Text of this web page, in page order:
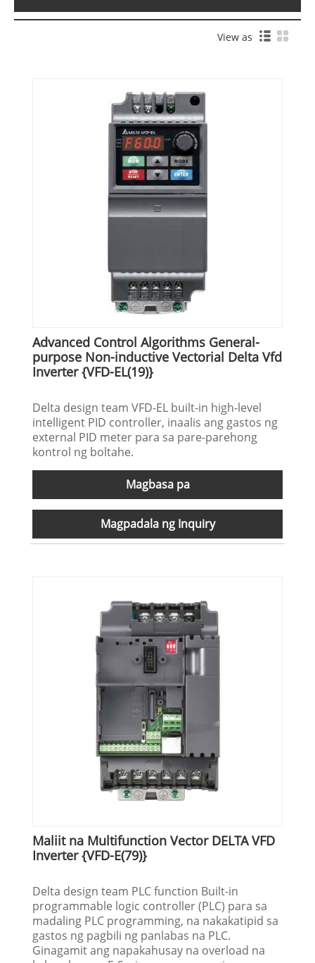
View as
Advanced Control Algorithms General-
purpose Non-inductive Vectorial Delta Vfd
Inverter {VFD-EL(19)}
Delta design team VFD-EL built-in high-level
intelligent PID controller, inaalis ang gastos ng
external PID meter para sa pare-parehong
kontrol ng boltahe.
Magbasa pa
Magpadala ng Inquiry
Maliit na Multifunction Vector DELTA VFD
Inverter {VFD-E(79)}
Delta design team PLC function Built-in
programmable logic controller (PLC) para sa
madaling PLC programming, na nakakatipid sa
gastos ng pagbili ng panlabas na PLC.
Ginagamit ang napakahusay na overload na